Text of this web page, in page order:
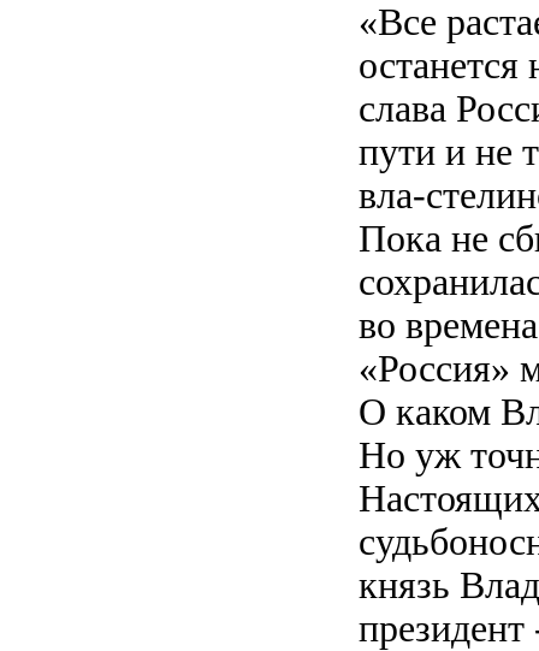
«Все
слава
пути и не
вла-
Пока не
во
«Россия»
О каком
Но уж
князь